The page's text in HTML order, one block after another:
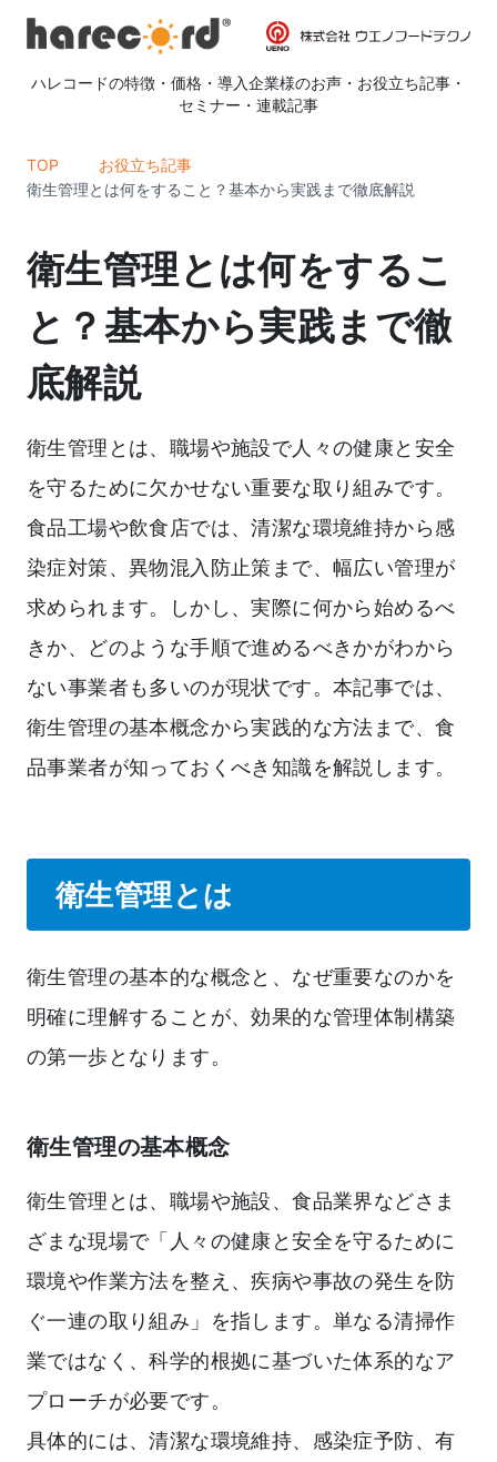
ハレコードの特徴 ・ 価格 ・ 導入企業様のお声 ・ お役立ち記事 ・
セミナー ・ 連載記事
TOP
お役立ち記事
衛生管理とは何をすること？基本から実践まで徹底解説
衛生管理とは何をするこ
と？基本から実践まで徹
底解説
衛生管理とは、職場や施設で人々の健康と安全
を守るために欠かせない重要な取り組みです。
食品工場や飲食店では、清潔な環境維持から感
染症対策、異物混入防止策まで、幅広い管理が
求められます。しかし、実際に何から始めるべ
きか、どのような手順で進めるべきかがわから
ない事業者も多いのが現状です。本記事では、
衛生管理の基本概念から実践的な方法まで、食
品事業者が知っておくべき知識を解説します。
衛生管理とは
衛生管理の基本的な概念と、なぜ重要なのかを
明確に理解することが、効果的な管理体制構築
の第一歩となります。
衛生管理の基本概念
衛生管理とは、職場や施設、食品業界などさま
ざまな現場で「人々の健康と安全を守るために
環境や作業方法を整え、疾病や事故の発生を防
ぐ一連の取り組み」を指します。単なる清掃作
業ではなく、科学的根拠に基づいた体系的なア
プローチが必要です。
具体的には、清潔な環境維持、感染症予防、有